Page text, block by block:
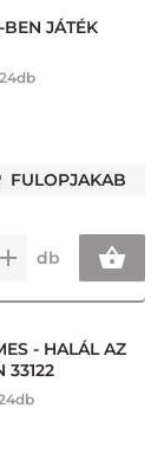
BEN JÁTÉK
FULOPJAKAB
db
- HALÁL AZ
33122